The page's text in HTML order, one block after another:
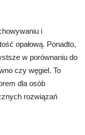
i
opałową. Ponadto,
w porównaniu do
czy węgiel. To
dla osób
rozwiązań